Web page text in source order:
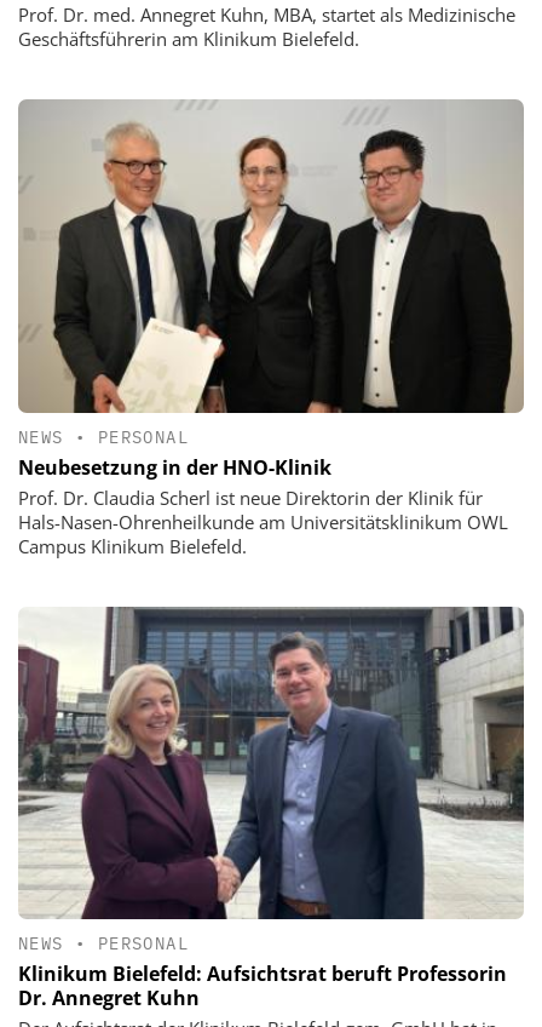
Prof. Dr. med. Annegret Kuhn, MBA, startet als Medizinische
Geschäftsführerin am Klinikum Bielefeld.
NEWS • PERSONAL
Neubesetzung in der HNO-Klinik
Prof. Dr. Claudia Scherl ist neue Direktorin der Klinik für
Hals-Nasen-Ohrenheilkunde am Universitätsklinikum OWL
Campus Klinikum Bielefeld.
NEWS • PERSONAL
Klinikum Bielefeld: Aufsichtsrat beruft Professorin
Dr. Annegret Kuhn